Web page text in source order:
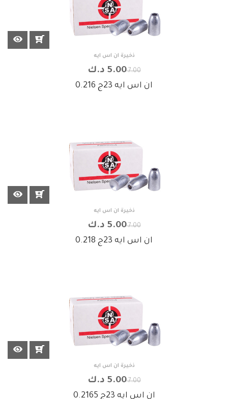
ذخيرة ان اس ايه
7.00 5.00 د.ك
ان اس ايه 23ج 0.216
ذخيرة ان اس ايه
7.00 5.00 د.ك
ان اس ايه 23ج 0.218
ذخيرة ان اس ايه
7.00 5.00 د.ك
ان اس ايه 23ج 0.2165